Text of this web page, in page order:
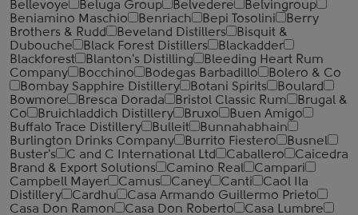
Bellevoye
Beluga Group Belvedere
Belvingroup
Beniamino Maschio
Benriach Bepi Tosolini
Berry
Brothers & Rudd
Beveland Distillers
Bisquit &
Dubouche
Black Forest Distillers
Blackadder
Blackforest
Blanton's Distilling
Bleeding Heart Rum
Company
Bocchino Bodegas Barbadillo
Bolero & Co
Bombay Sapphire Distillery
Botani Spirits
Boulard
Bowmore
Bresca Dorada Bristol Classic Rum
Brugal &
Co
Bruichladdich Distillery Bruxo
Buen Amigo
Buffalo Trace Distillery
Bulleit
Bunnahabhain
Burlington Drinks Company
Burrito Fiestero
Busnel
Buster's
C and C International Ltd Caballero
Caicedra
Brand & Export Solutions
Camino Real
Campari
Campbell Mayer
Camus Caney Canti
Caol Ila
Distillery
Cardhu
Casa Armando Guillermo Prieto
Casa Don Ramon
Casa Don Roberto
Casa Lumbre